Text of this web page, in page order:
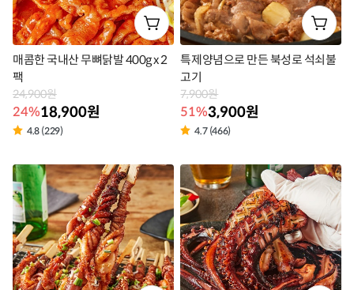
매콤한 국내산 무뼈닭발 400g x 2
팩
24,900원
24%18,900원
4.8 (229)
품
라
벨
특제양념으로 만든 북성로 석쇠불
고기
7,900원
51%3,900원
4.7 (466)
품
라
벨